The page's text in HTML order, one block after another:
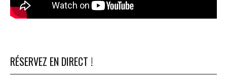
RÉSERVEZ EN DIRECT !